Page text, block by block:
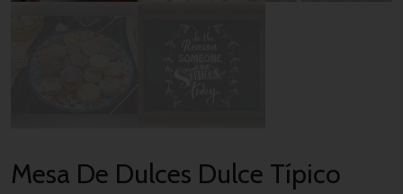
Mesa De Dulces Dulce Típico